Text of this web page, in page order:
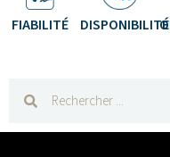
FIABILITÉ DISPONIBILITÉ